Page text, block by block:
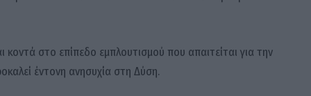
κοντά στο επίπεδο εμπλουτισμού που απαιτείται για την
έντονη ανησυχία στη Δύση.